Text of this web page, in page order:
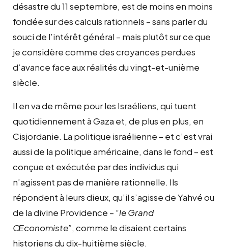
désastre du 11 septembre, est de moins en moins
fondée sur des calculs rationnels – sans parler du
souci de l’intérêt général – mais plutôt sur ce que
je considère comme des croyances perdues
d’avance face aux réalités du vingt-et-unième
siècle.
Il en va de même pour les Israéliens, qui tuent
quotidiennement à Gaza et, de plus en plus, en
Cisjordanie. La politique israélienne – et c’est vrai
aussi de la politique américaine, dans le fond – est
conçue et exécutée par des individus qui
n’agissent pas de manière rationnelle. Ils
répondent à leurs dieux, qu’il s’agisse de Yahvé ou
de la divine Providence – “le Grand
Œconomiste”, comme le disaient certains
historiens du dix-huitième siècle.